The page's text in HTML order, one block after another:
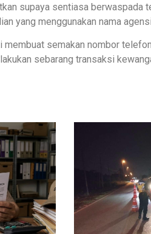
supaya sentiasa berwaspada
yang menggunakan nama
semakan nombor
sebarang transaksi